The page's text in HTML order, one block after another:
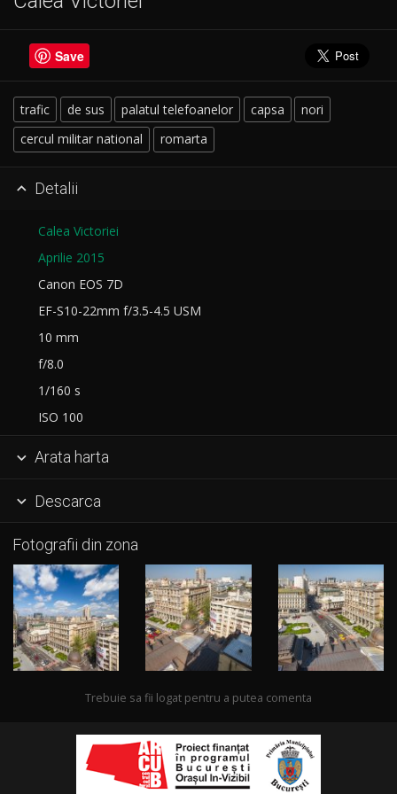
Save
trafic de sus palatul telefoanelor capsa
nori
cercul militar national
romarta
 Detalii
Calea Victoriei
Aprilie 2015
Canon EOS 7D
EF-S10-22mm f/3.5-4.5 USM
10 mm
f/8.0
1/160 s
ISO 100
 Arata harta
 Descarca
Fotografii din zona
Trebuie sa fii logat pentru a putea comenta